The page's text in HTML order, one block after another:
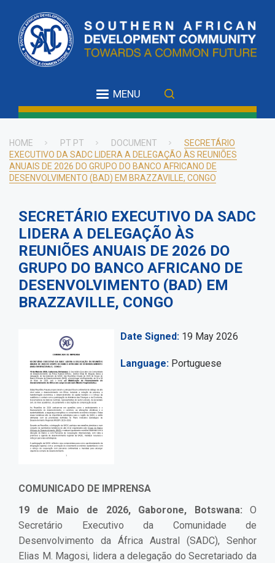
main
content
MENU
Breadcrumb
HOME PT PT DOCUMENT
SECRETÁRIO
EXECUTIVO DA SADC LIDERA A DELEGAÇÃO ÀS REUNIÕES
ANUAIS DE 2026 DO GRUPO DO BANCO AFRICANO DE
DESENVOLVIMENTO (BAD) EM BRAZZAVILLE, CONGO
SECRETÁRIO EXECUTIVO DA SADC
LIDERA A DELEGAÇÃO ÀS
REUNIÕES ANUAIS DE 2026 DO
GRUPO DO BANCO AFRICANO DE
DESENVOLVIMENTO (BAD) EM
BRAZZAVILLE, CONGO
Date Signed 19 May 2026
Language Portuguese
COMUNICADO DE IMPRENSA
19 de Maio de 2026, Gaborone, Botswana: O
Secretário Executivo da Comunidade de
Desenvolvimento da África Austral (SADC), Senhor
Elias M. Magosi, lidera a delegação do Secretariado da